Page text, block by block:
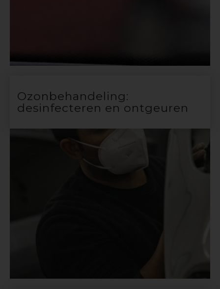
Ozonbehandeling:
desinfecteren en ontgeuren